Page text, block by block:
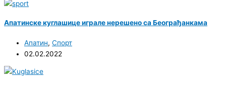
Апатинске куглашице играле нерешено са Београђанкама
Апатин, Спорт
02.02.2022